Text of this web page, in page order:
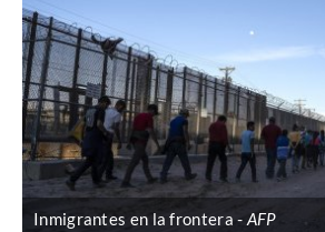
Inmigrantes en la frontera AFP